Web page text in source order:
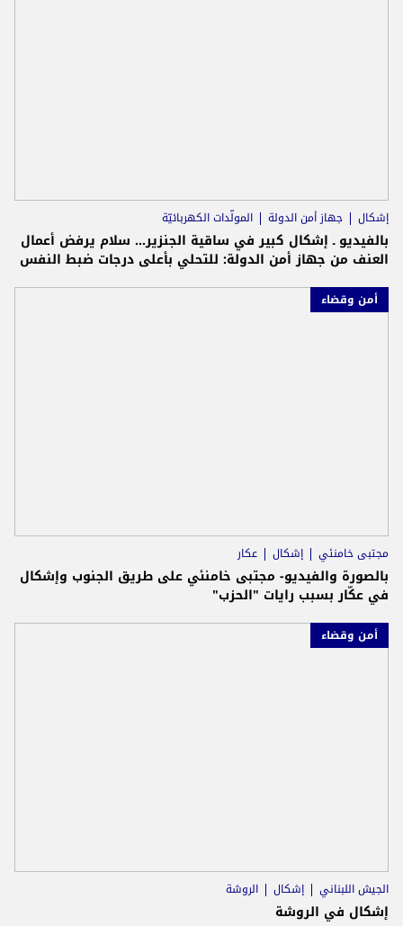
إشكال جهاز أمن الدولة المولّدات الكهربائيّة
بالفيديو ـ إشكال كبير في ساقية الجنزير... سلام يرفض أعمال
العنف من جهاز أمن الدولة: للتحلي بأعلى درجات ضبط النفس
أمن وقضاء
مجتبى خامنئي إشكال عكار
بالصورة والفيديو- مجتبى خامنئي على طريق الجنوب وإشكال
في عكّار بسبب رايات "الحزب"
أمن وقضاء
الجيش اللبناني إشكال الروشة
إشكال في الروشة